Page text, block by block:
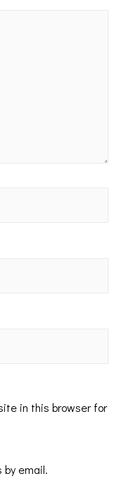
in this browser for
by email.